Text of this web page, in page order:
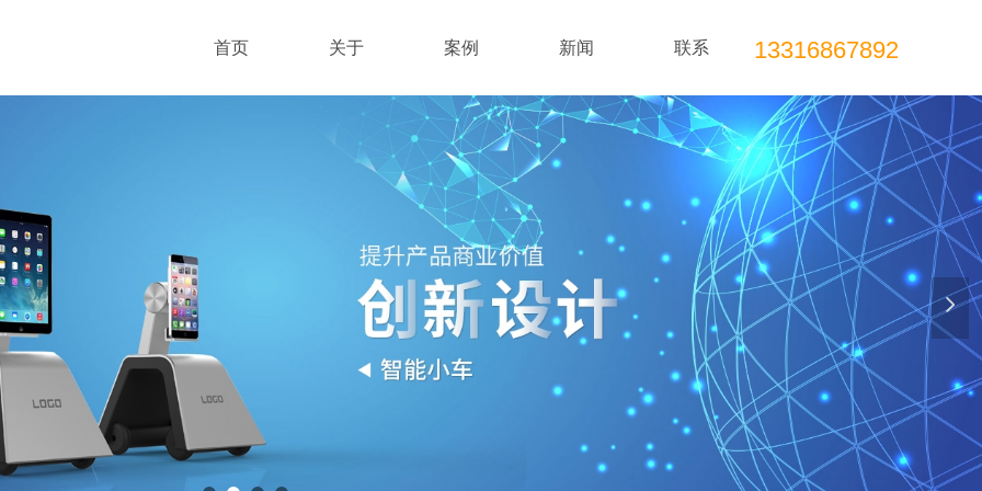
넲
首页 关于 案例 新闻 联系 13316867892